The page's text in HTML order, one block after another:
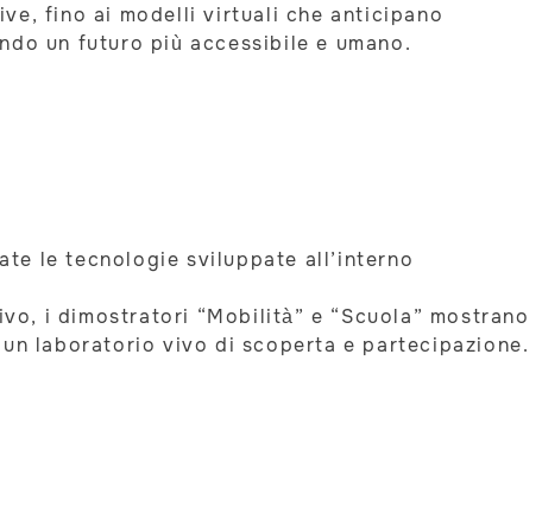
fino ai modelli virtuali che anticipano
un futuro più accessibile e umano.
le tecnologie sviluppate all’interno
i dimostratori “Mobilità” e “Scuola” mostrano
laboratorio vivo di scoperta e partecipazione.